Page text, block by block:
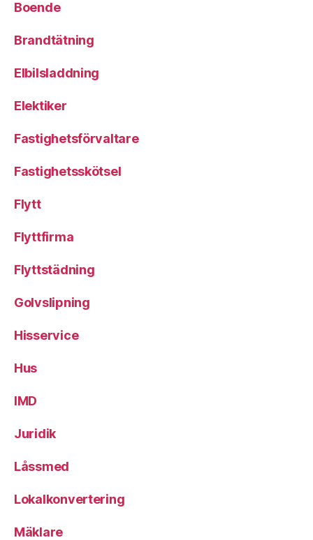
Boende
Brandtätning
Elbilsladdning
Elektiker
Fastighetsförvaltare
Fastighetsskötsel
Flytt
Flyttfirma
Flyttstädning
Golvslipning
Hisservice
Hus
IMD
Juridik
Låssmed
Lokalkonvertering
Mäklare